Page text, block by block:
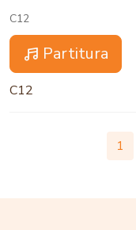
C12
Partitura
C12
1